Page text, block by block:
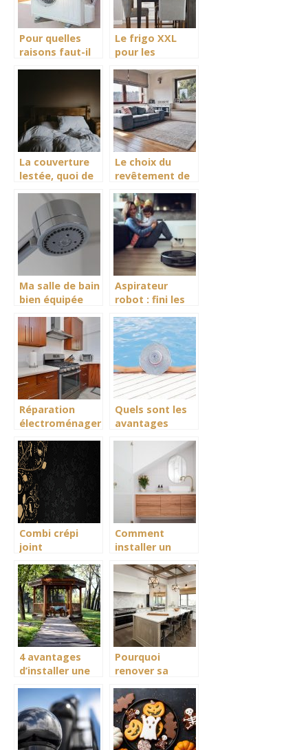
Pour quelles
raisons faut-il
chaleur ?
Le frigo XXL
pour les
nombreuses
La couverture
lestée, quoi de
pour une qualité
de sommeil
Le choix du
revêtement de
importance.
Ma salle de bain
bien équipée
Aspirateur
robot : fini les
Réparation
électroménager
de faire appel
aux
professionnels
du métier
Quels sont les
avantages
pour sa maison
Combi crépi
joint
Comment
installer un
douche en sous
pente ?
4 avantages
d’installer une
votre jardin
Pourquoi
renover sa
entierement ?